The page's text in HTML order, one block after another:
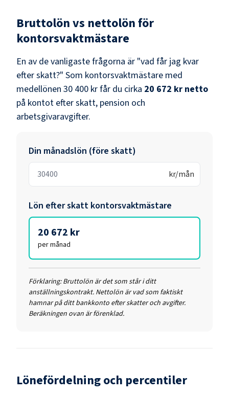
Bruttolön vs nettolön för
kontorsvaktmästare
En av de vanligaste frågorna är "vad får jag kvar
efter skatt?" Som kontorsvaktmästare med
medellönen 30 400 krfår du cirka 20 672 kr netto
på kontot efter skatt, pension och
arbetsgivaravgifter.
Din månadslön (före skatt)
kr/mån
Lön efter skatt kontorsvaktmästare
20 672 kr
per månad
Förklaring: Bruttolön är det som står i ditt
anställningskontrakt. Nettolön är vad som faktiskt
hamnar på ditt bankkonto efter skatter och avgifter.
Beräkningen ovan är förenklad.
Lönefördelning och percentiler